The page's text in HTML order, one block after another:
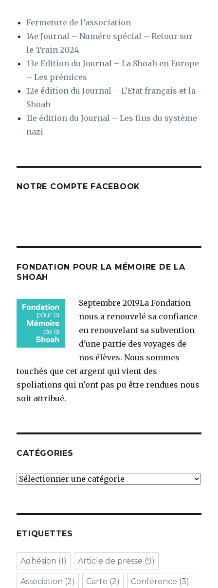
Fermeture de l’association
14e Journal – Numéro spécial – Retour sur
le Train 2024
13e Edition du Journal – La Shoah en Europe
– Les prémices
12e édition du Journal – L’Etat français et la
Shoah
11e édition du Journal – Les fins du système
nazi
NOTRE COMPTE FACEBOOK
FONDATION POUR LA MÉMOIRE DE LA
SHOAH
Septembre 2019La Fondation
nous a renouvelé sa confiance
en renouvelant sa subvention
d'une partie des voyages de
nos élèves. Nous sommes
touchés que cet argent qui vient des
spoliations qui n'ont pas pu être rendues nous
soit attribué.
CATÉGORIES
Catégories
ETIQUETTES
Adhésion (1) Article de presse (9)
Association (2) Carte (2) Conférence (3)